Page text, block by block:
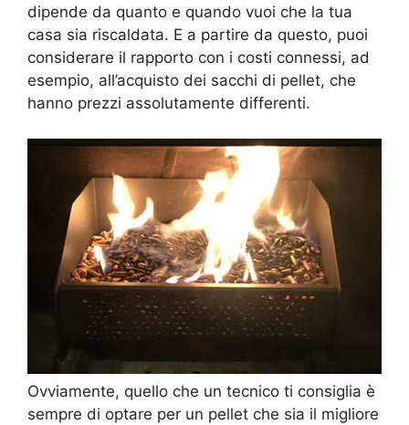
dipende da quanto e quando vuoi che la tua
casa sia riscaldata. E a partire da questo, puoi
considerare il rapporto con i costi connessi, ad
esempio, all’acquisto dei sacchi di pellet, che
hanno prezzi assolutamente differenti.
Ovviamente, quello che un tecnico ti consiglia è
sempre di optare per un pellet che sia il migliore